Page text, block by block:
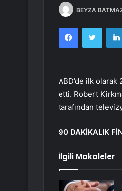
BEYZA
Facebook
ABD’de ilk olarak
etti. Robert
tarafından
90 DAKİKALIK
İlgili Makaleler